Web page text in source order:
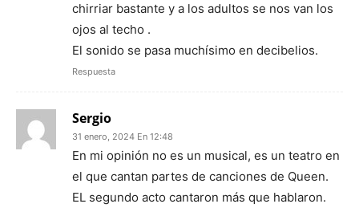
chirriar bastante y a los adultos se nos van los
ojos al techo .
El sonido se pasa muchísimo en decibelios.
Respuesta
Sergio
31 enero, 2024 En 12:48
En mi opinión no es un musical, es un teatro en
el que cantan partes de canciones de Queen.
EL segundo acto cantaron más que hablaron.